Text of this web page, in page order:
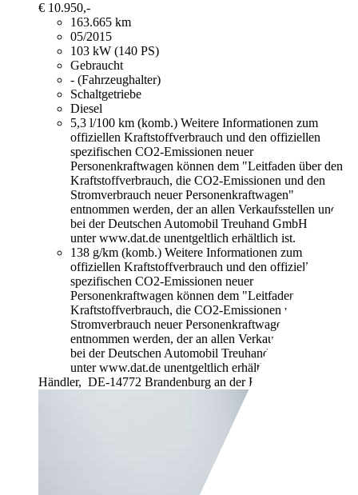
€ 10.950,-
163.665 km
05/2015
103 kW (140 PS)
Gebraucht
- (Fahrzeughalter)
Schaltgetriebe
Diesel
5,3 l/100 km (komb.) Weitere Informationen zum
offiziellen Kraftstoffverbrauch und den offiziellen
spezifischen CO2-Emissionen neuer
Personenkraftwagen können dem "Leitfaden über den
Kraftstoffverbrauch, die CO2-Emissionen und den
Stromverbrauch neuer Personenkraftwagen"
entnommen werden, der an allen Verkaufsstellen und
bei der Deutschen Automobil Treuhand GmbH
unter www.dat.de unentgeltlich erhältlich ist.
138 g/km (komb.) Weitere Informationen zum
offiziellen Kraftstoffverbrauch und den offiziellen
spezifischen CO2-Emissionen neuer
Personenkraftwagen können dem "Leitfaden über den
Kraftstoffverbrauch, die CO2-Emissionen und den
Stromverbrauch neuer Personenkraftwagen"
entnommen werden, der an allen Verkaufsstellen und
bei der Deutschen Automobil Treuhand GmbH
unter www.dat.de unentgeltlich erhältlich ist.
Händler, DE-14772 Brandenburg an der Havel